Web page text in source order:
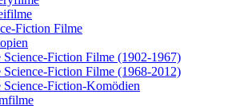
Fiction Filme
Science-Fiction Filme (1902-1967)
Science-Fiction Filme (1968-2012)
Science-Fiction-Komödien